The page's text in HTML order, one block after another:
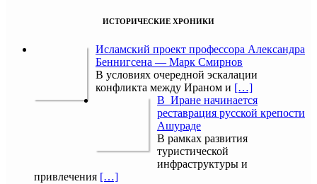
ИСТОРИЧЕСКИЕ ХРОНИКИ
Исламский проект профессора Александра
Беннигсена — Марк Смирнов
В условиях очередной эскалации
конфликта между Ираном и […]
В Иране начинается
реставрация русской крепости
Ашураде
В рамках развития
туристической
инфраструктуры и
привлечения […]